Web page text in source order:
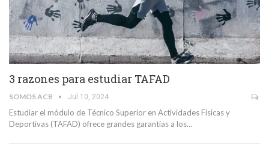
3 razones para estudiar TAFAD
SOMOS ACB Jul 10, 2024
Estudiar el módulo de Técnico Superior en Actividades Físicas y
Deportivas (TAFAD) ofrece grandes garantías a los…